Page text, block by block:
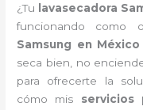
¿Tu
lavasecadora
funcionando como
Samsung en México
seca bien, no
para ofrecerte la
cómo mis servicios